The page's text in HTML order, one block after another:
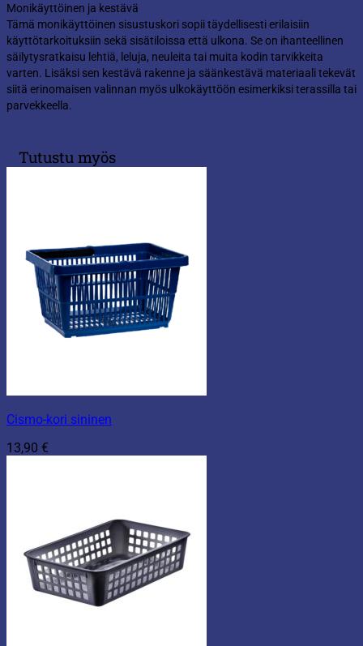
Monikäyttöinen ja kestävä
Tämä monikäyttöinen sisustuskori sopii täydellisesti erilaisiin
käyttötarkoituksiin sekä sisätiloissa että ulkona. Se on ihanteellinen
säilytysratkaisu lehtiä, leluja, neuleita tai muita kodin tarvikkeita
varten. Lisäksi sen kestävä rakenne ja säänkestävä materiaali tekevät
siitä erinomaisen valinnan myös ulkokäyttöön esimerkiksi terassilla tai
parvekkeella.
Tutustu myös
Cismo-kori sininen
13,90 €